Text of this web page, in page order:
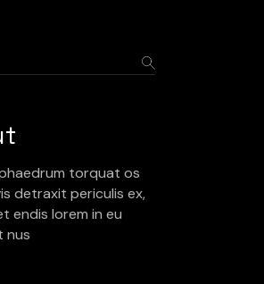
torquat os
detraxit periculis ex,
endis lorem in eu
nus